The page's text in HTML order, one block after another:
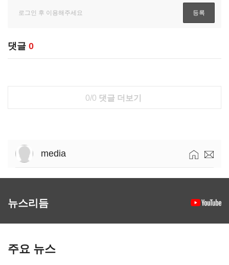
댓글 0
0/0 댓글 더보기
media
뉴스리듬
주요 뉴스